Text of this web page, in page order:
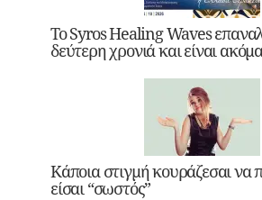
Το Syros Healing Waves
δεύτερη χρονιά και είναι
Κάποια στιγμή κουράζεσαι να
είσαι “σωστός”